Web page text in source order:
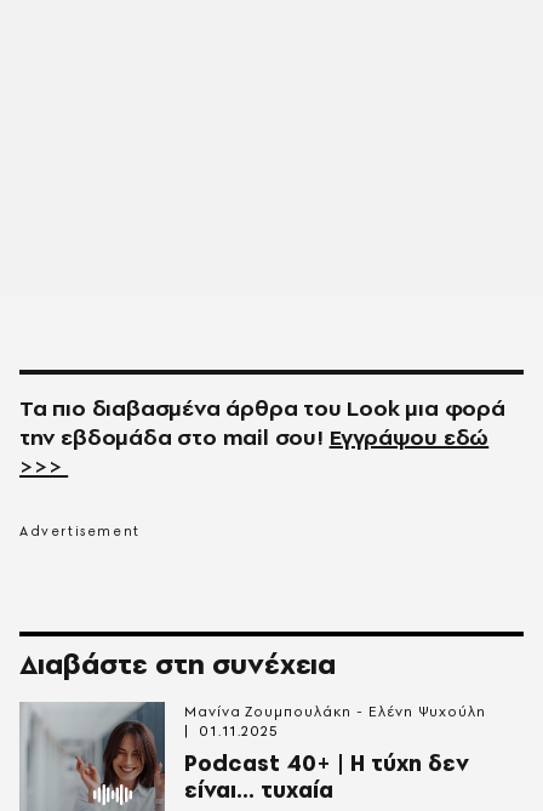
Τα πιο διαβασμένα άρθρα του Look μια φορά
την εβδομάδα στο mail σου! Εγγράψου εδώ
>>>
Διαβάστε στη συνέχεια
Podcast 40+ | Η τύχη δεν
είναι… τυχαία
Μανίνα Ζουμπουλάκη - Ελένη Ψυχούλη
01.11.2025